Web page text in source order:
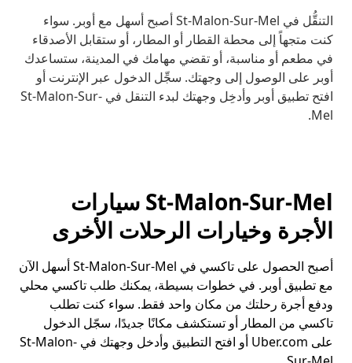
التنقُّل في St-Malon-Sur-Mel أصبح أسهل مع أوبر. سواء
كنت متجهاً إلى محطة القطار أو المطار، أو ستقابل الأصدقاء
في مطعم أو مناسبة، أو تقضي مهامك في المدينة، ستساعدك
أوبر على الوصول إلى وجهتك. سجِّل الدخول عبر الإنترنت أو
افتح تطبيق أوبر وأدخِل وجهتك لبدء التنقل في St-Malon-Sur-
Mel.
St-Malon-Sur-Mel سيارات
الأجرة وخيارات الرحلات الأخرى
أصبح الحصول على تاكسي في St-Malon-Sur-Mel أسهل الآن
مع تطبيق أوبر. في خطوات بسيطة، يمكنك طلب تاكسي محلي
ودفع أجرة رحلتك من مكان واحد فقط. سواء كنت تطلب
تاكسي من المطار أو تستكشف مكانًا جديدًا، سجّل الدخول
على Uber.com أو افتح التطبيق وأدخل وجهتك في St-Malon-